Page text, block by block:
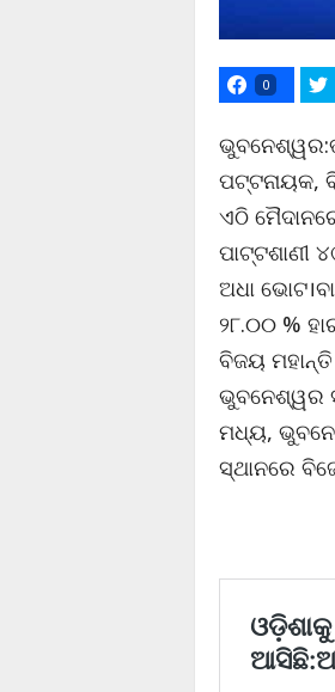
0
ପଟ୍ଟନାୟକ,
ଏଠି
ପାଟ୍ଟଶାଣୀ
ଅଧା
୨୮.୦୦ %
ବିଜୟ
ଭୁବନେଶ୍ୱର
ମଧ୍ୟ,
ସ୍ଥାନରେ